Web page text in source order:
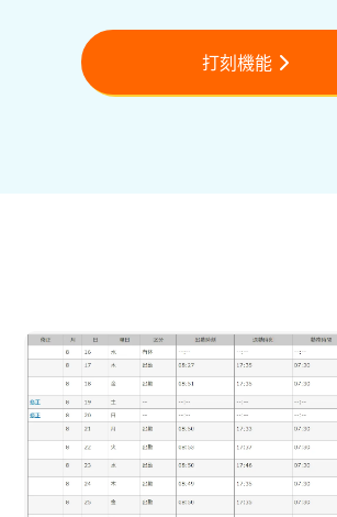
打刻機能